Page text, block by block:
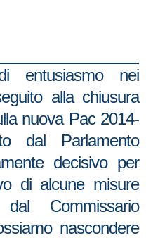
entusiasmo nei
alla chiusura
nuova Pac 2014-
dal Parlamento
decisivo per
di alcune misure
Commissario
nascondere